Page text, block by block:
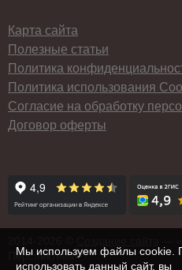
Карта сайта
Полезные статьи
Политика
Политика использования
Согласие на обработку
Договор оферты
Перспектива»
Мы используем файлы cookie.
использовать данный сайт, вы